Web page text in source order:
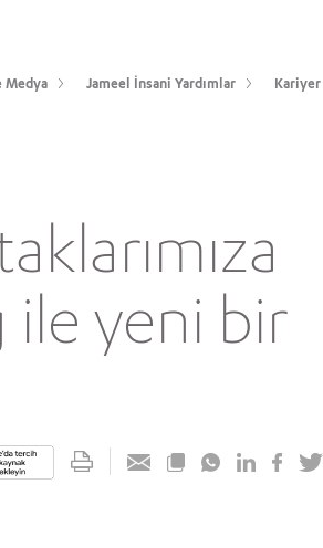
Medya Jameel İnsani Yardımlar Kariyer
ile yeni bir